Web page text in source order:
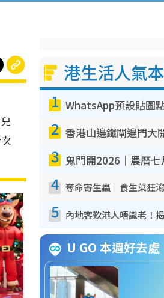
港生活人氣
1
2
3
4
5
U GO 本週好去處